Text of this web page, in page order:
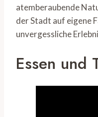
atemberaubende
der Stadt auf eigene
unvergessliche
Essen und